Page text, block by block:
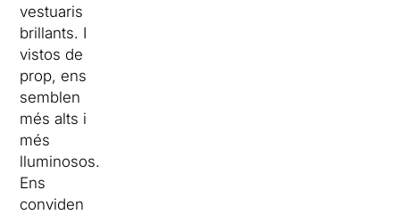
vestuaris
brillants. I
vistos de
prop, ens
semblen
més alts i
més
lluminosos.
Ens
conviden